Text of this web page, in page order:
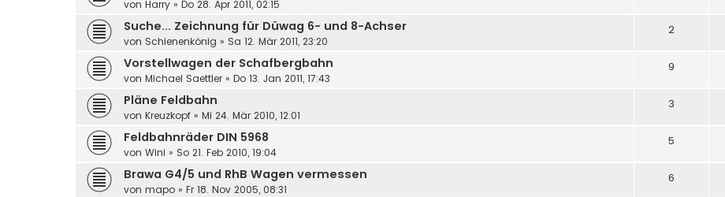
von Harry » Do 28. Apr 2011, 02:15
Suche... Zeichnung für Düwag 6- und 8-Achser
von Schienenkönig » Sa 12. Mär 2011, 23:20
2
Vorstellwagen der Schafbergbahn
von Michael Saettler » Do 13. Jan 2011, 17:43
9
Pläne Feldbahn
von Kreuzkopf » Mi 24. Mär 2010, 12:01
3
Feldbahnräder DIN 5968
von Wini » So 21. Feb 2010, 19:04
5
Brawa G4/5 und RhB Wagen vermessen
von mapo » Fr 18. Nov 2005, 08:31
6